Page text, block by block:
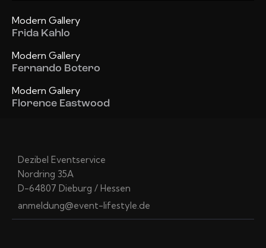
Modern Gallery
Frida Kahlo
Modern Gallery
Fernando Botero
Modern Gallery
Florence Eastwood
Dezibel Eventservice
Nordring 35A
D-64807 Dieburg / Hessen
anmeldung@event-lifestyle.de